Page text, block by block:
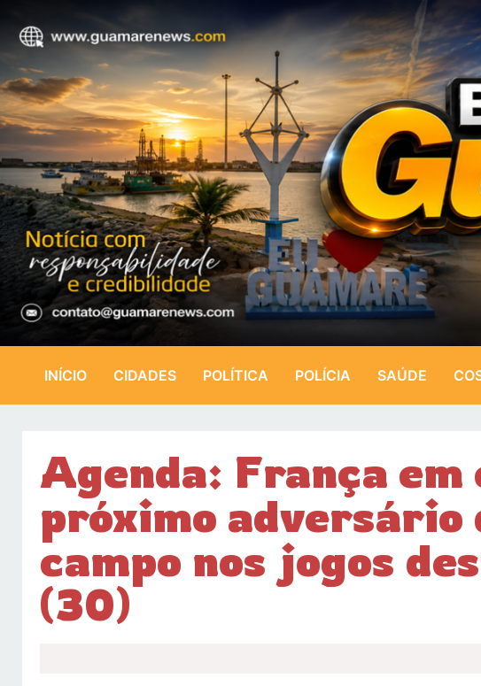
INÍCIO CIDADES POLÍTICA POLÍCIA SAÚDE
Agenda: França em
próximo adversário
campo nos jogos
(30)